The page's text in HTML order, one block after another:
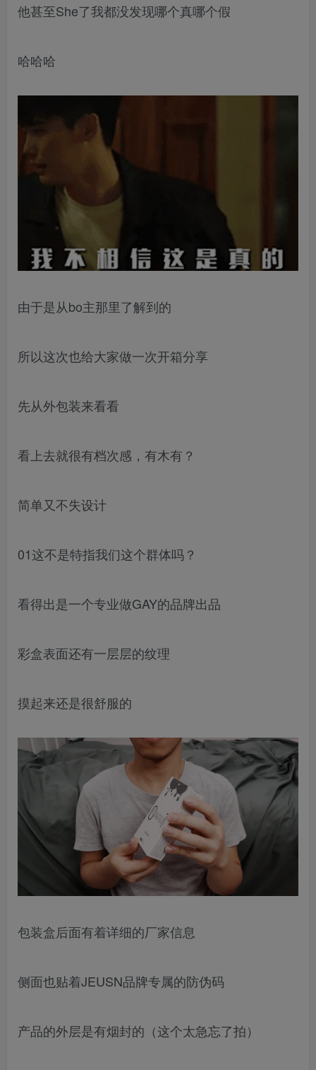
他甚至She了我都没发现哪个真哪个假
哈哈哈
由于是从bo主那里了解到的
所以这次也给大家做一次开箱分享
先从外包装来看看
看上去就很有档次感，有木有？
简单又不失设计
01这不是特指我们这个群体吗？
看得出是一个专业做GAY的品牌出品
彩盒表面还有一层层的纹理
摸起来还是很舒服的
包装盒后面有着详细的厂家信息
侧面也贴着JEUSN品牌专属的防伪码
产品的外层是有烟封的（这个太急忘了拍）